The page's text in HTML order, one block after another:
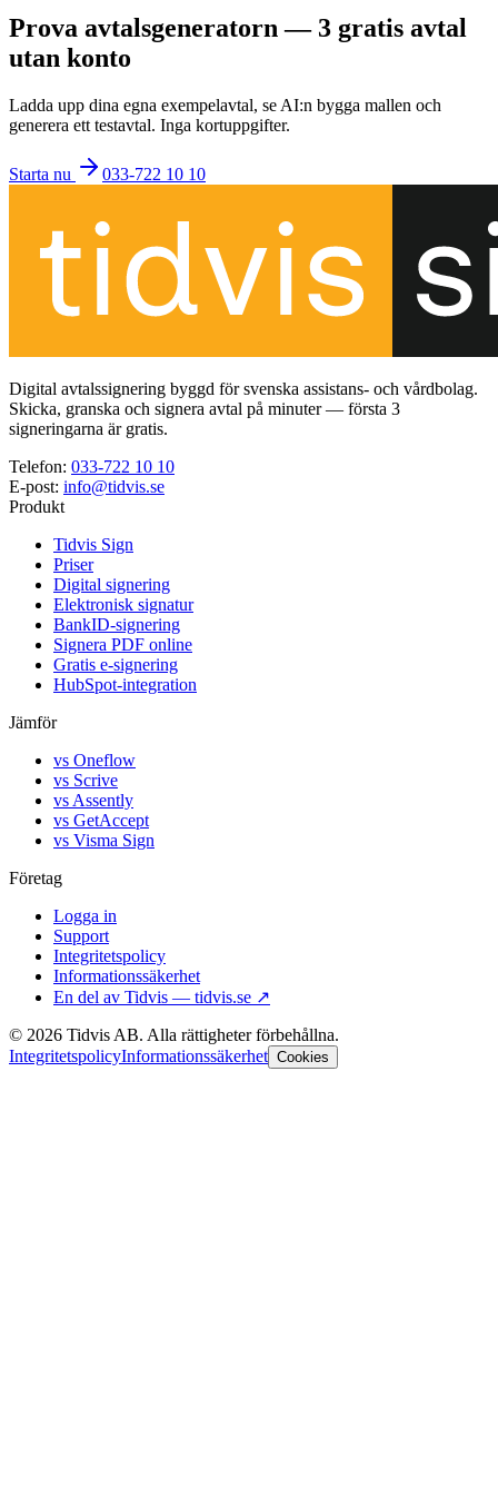
Prova avtalsgeneratorn — 3 gratis avtal
utan konto
Ladda upp dina egna exempelavtal, se AI:n bygga mallen och
generera ett testavtal. Inga kortuppgifter.
Starta nu 033-722 10 10
Digital avtalssignering byggd för svenska assistans- och vårdbolag.
Skicka, granska och signera avtal på minuter — första 3
signeringarna är gratis.
Telefon: 033-722 10 10
E-post: info@tidvis.se
Produkt
Tidvis Sign
Priser
Digital signering
Elektronisk signatur
BankID-signering
Signera PDF online
Gratis e-signering
HubSpot-integration
Jämför
vs Oneflow
vs Scrive
vs Assently
vs GetAccept
vs Visma Sign
Företag
Logga in
Support
Integritetspolicy
Informationssäkerhet
En del av Tidvis — tidvis.se ↗
© 2026 Tidvis AB. Alla rättigheter förbehållna.
IntegritetspolicyInformationssäkerhet Cookies